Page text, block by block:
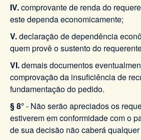
IV.comprovante de renda do
este dependa economicamente;
V.declaração de dependência
quem provê o sustento do
VI.demais documentos
comprovação da insuficiência de
fundamentação do pedido.
§ 8°- Não serão apreciados os
estiverem em conformidade com o
de sua decisão não caberá